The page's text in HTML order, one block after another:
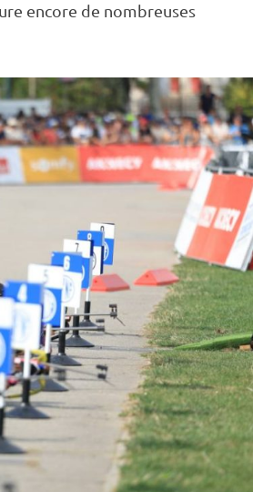
encore de nombreuses